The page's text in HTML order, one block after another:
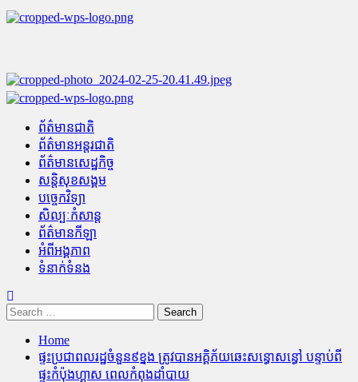
Skip
to
Primary
ព័ត៌មានជាតិ
ព័ត៌មានអន្តរជាតិ
ព័ត៌មានសេដ្ឋកិច្ច
សន្តិសុខសង្គម
បច្ចេកវិទ្យា
សិល្បៈកំសាន្ត
ព័ត៌មានកីឡា
អំពីអង្គភាព
ទំនាក់ទំនង
Search
for:
Home
ផ្ទះប្រជាពលរដ្ឋចំនួន៩ខ្នង ត្រូវបានអគ្គិភ័យឆេះសន្ធោសន្ធៅ បន្ទាប់ពី
ផ្ទុះកំប៉ុងហ្គាស ពេលកំពុងដាំបាយ